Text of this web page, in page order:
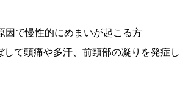
因で慢性的にめまいが起こる方
して頭痛や多汗、前頸部の凝りを発症し